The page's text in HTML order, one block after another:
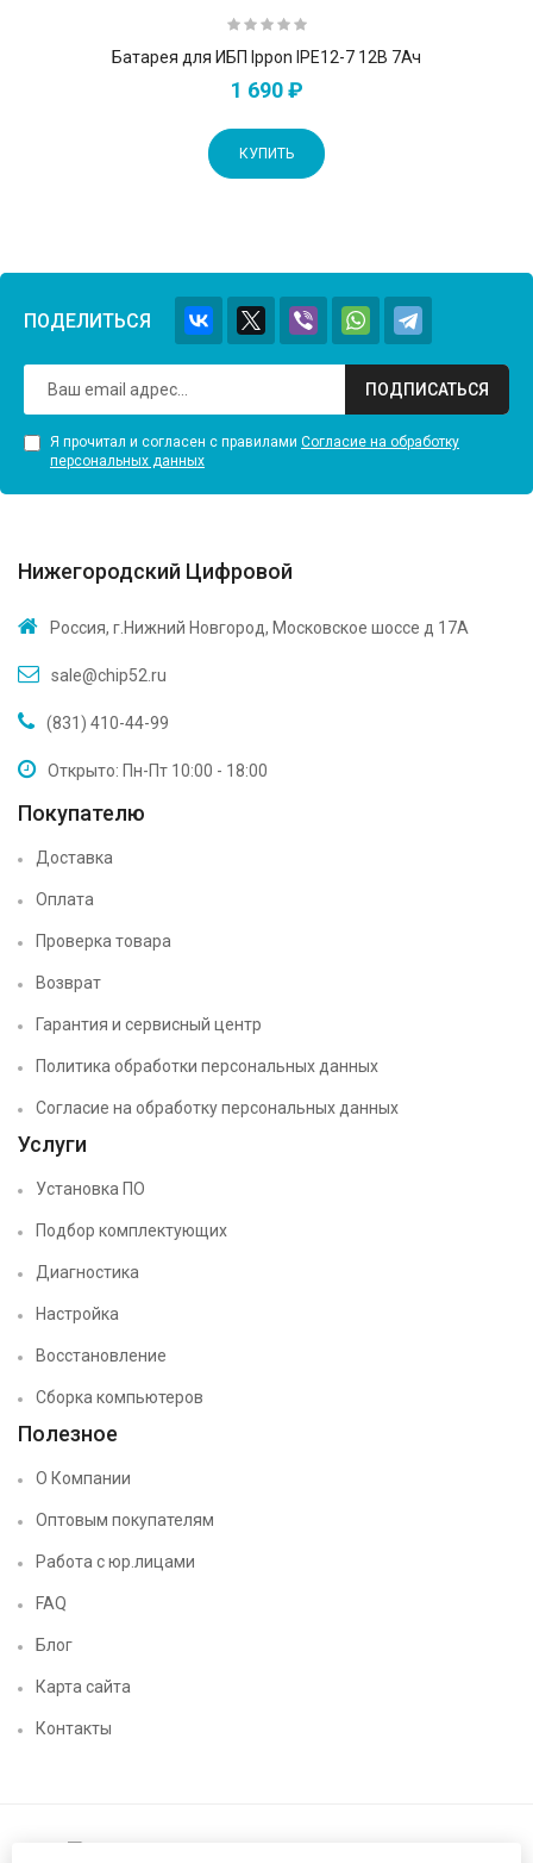
Батарея для ИБП Ippon IPE12-7 12В 7Ач
1 690 ₽
КУПИТЬ
ПОДЕЛИТЬСЯ
ПОДПИСАТЬСЯ
Я прочитал и согласен с правилами Согласие на обработку
персональных данных
Нижегородский Цифровой
Россия, г.Нижний Новгород, Московское шоссе д 17А
sale@chip52.ru
(831) 410-44-99
Открыто: Пн-Пт 10:00 - 18:00
Покупателю
Доставка
Оплата
Проверка товара
Возврат
Гарантия и сервисный центр
Политика обработки персональных данных
Согласие на обработку персональных данных
Услуги
Установка ПО
Подбор комплектующих
Диагностика
Настройка
Восстановление
Сборка компьютеров
Полезное
О Компании
Оптовым покупателям
Работа с юр.лицами
FAQ
Блог
Карта сайта
Контакты